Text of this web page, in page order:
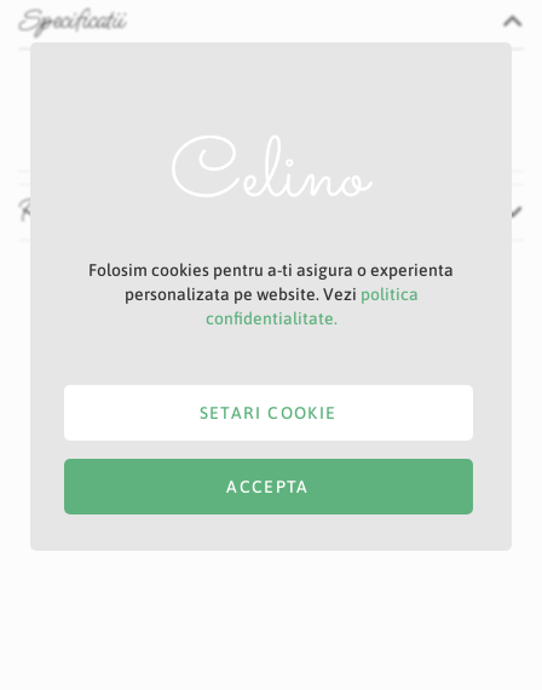
Specificatii
Recenzii
Folosim cookies pentru a-ti asigura o experienta
personalizata pe website. Vezi politica
confidentialitate.
ACCEPTA
SETARI COOKIE